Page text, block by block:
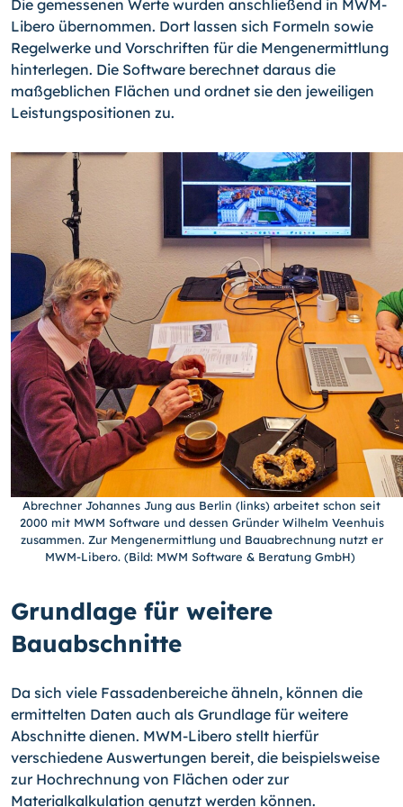
Die gemessenen Werte wurden anschließend in MWM-
Libero übernommen. Dort lassen sich Formeln sowie
Regelwerke und Vorschriften für die Mengenermittlung
hinterlegen. Die Software berechnet daraus die
maßgeblichen Flächen und ordnet sie den jeweiligen
Leistungspositionen zu.
Abrechner Johannes Jung aus Berlin (links) arbeitet schon seit
2000 mit MWM Software und dessen Gründer Wilhelm Veenhuis
zusammen. Zur Mengenermittlung und Bauabrechnung nutzt er
MWM-Libero. (Bild: MWM Software & Beratung GmbH)
Grundlage für weitere
Bauabschnitte
Da sich viele Fassadenbereiche ähneln, können die
ermittelten Daten auch als Grundlage für weitere
Abschnitte dienen. MWM-Libero stellt hierfür
verschiedene Auswertungen bereit, die beispielsweise
zur Hochrechnung von Flächen oder zur
Materialkalkulation genutzt werden können.